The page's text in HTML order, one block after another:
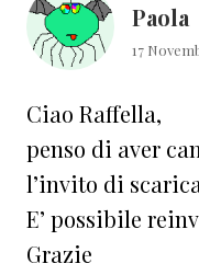
Paola
17
Ciao Raffella,
penso di aver
l’invito di
E’ possibile
Grazie